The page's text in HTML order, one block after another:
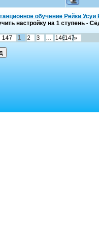
обучение Рейки Усуи
настройку на 1 ступень -
147 1 2 3 146147»